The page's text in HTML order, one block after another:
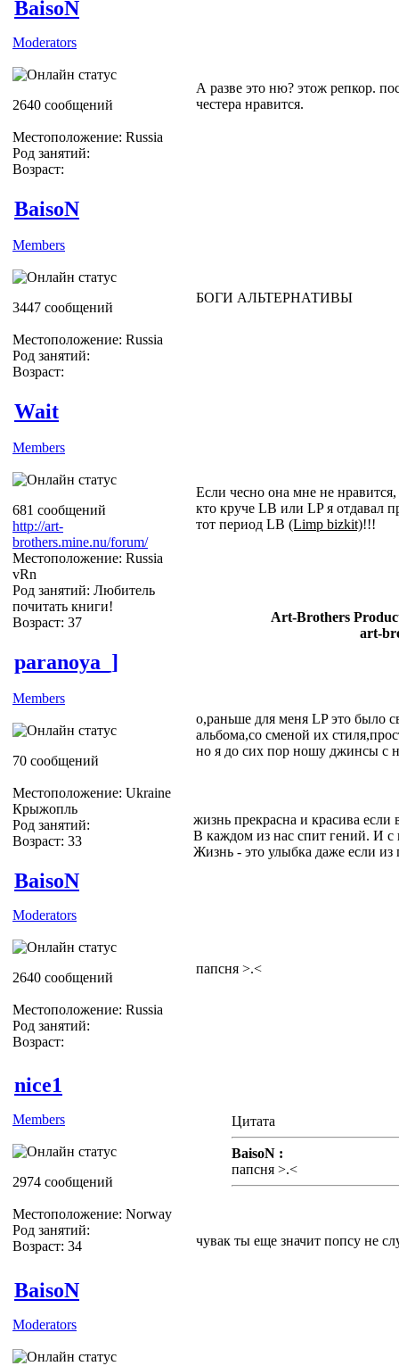
BaisoN
Moderators
2640 сообщений
Местоположение: Russia
Род занятий:
Возраст:
А разве это ню? этож репкор.
честера нравится.
BaisoN
Members
3447 сообщений
Местоположение: Russia
Род занятий:
Возраст:
БОГИ АЛЬТЕРНАТИВЫ
Wait
Members
681 сообщений
http://art-
brothers.mine.nu/forum/
Местоположение: Russia
vRn
Род занятий: Любитель
почитать книги!
Возраст: 37
Если чесно она мне не
кто круче LB или LP я отдавал
тот период LB (Limp bizkit)!!!
Art-Brothers
art-
paranoya_]
Members
70 сообщений
Местоположение: Ukraine
Крыжопль
Род занятий:
Возраст: 33
о,раньше для меня LP это было
альбома,со сменой их
но я до сих пор ношу джинсы с
жизнь прекрасна и красива
В каждом из нас спит гений. И
Жизнь - это улыбка даже если из
BaisoN
Moderators
2640 сообщений
Местоположение: Russia
Род занятий:
Возраст:
папсня >.<
nice1
Members
2974 сообщений
Местоположение: Norway
Род занятий:
Возраст: 34
Цитата
BaisoN :
папсня >.<
чувак ты еще значит попсу не
BaisoN
Moderators